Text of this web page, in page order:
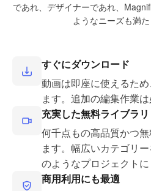
であれ、デザイナーであれ、
ようなニーズも満
すぐにダウンロード
動画は即座に使えるた
ます。追加の編集作業は
充実した無料ライブラリ
何千点もの高品質かつ
ます。幅広いカテゴリ
のようなプロジェクトに
商用利用にも最適